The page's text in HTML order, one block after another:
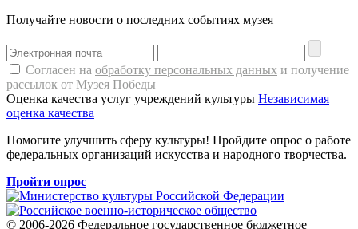
Получайте новости о последних событиях музея
Согласен на обработку персональных данных и получение
рассылок от Музея Победы
Оценка качества услуг учреждений культуры Независимая
оценка качества
Помогите улучшить сферу культуры! Пройдите опрос о работе
федеральных организаций искусства и народного творчества.
Пройти опрос
© 2006-2026 Федеральное государственное бюджетное